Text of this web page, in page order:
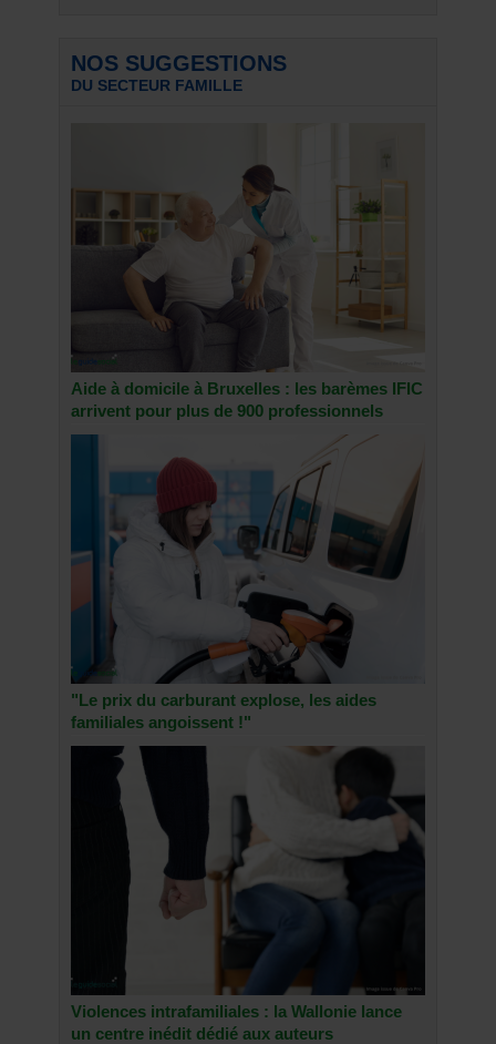
NOS SUGGESTIONS
DU SECTEUR FAMILLE
Aide à domicile à Bruxelles : les barèmes IFIC
arrivent pour plus de 900 professionnels
"Le prix du carburant explose, les aides
familiales angoissent !"
Violences intrafamiliales : la Wallonie lance
un centre inédit dédié aux auteurs